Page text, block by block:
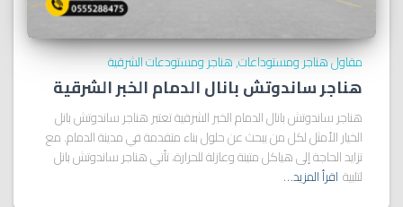
مقاول هناجر ومستوداعات هناجر ومستودعات الشرقية
هناجر ساندوتش بانال الدمام الخبر الشرقية
هناجر ساندوتش بانال الدمام الخبر الشرقية تعتبر هناجر ساندوتش بانل
الخيار الأمثل لكل من يبحث عن حلول بناء متقدمة في مدينة الدمام. مع
تزايد الحاجة إلى هياكل متينة وعازلة للحرارة، تأتي هناجر ساندوتش بانل
لتلبية اقرأ المزيد…